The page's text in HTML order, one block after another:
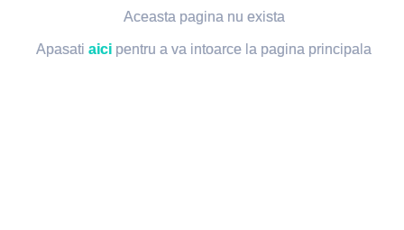
Aceasta pagina nu exista
Apasatiaici pentru a va intoarce la pagina principala